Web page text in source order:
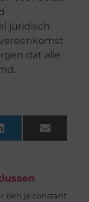
juridisch
dat alle
LinkedInEmail
ben je constant